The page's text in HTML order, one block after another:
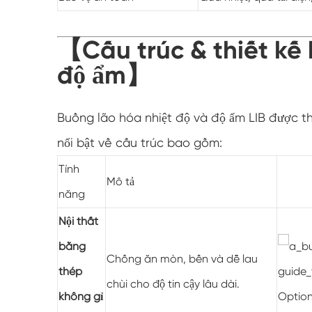
【Cấu trúc & thiết
độ ẩm】
Buồng lão hóa nhiệt độ và độ ẩm LIB được
nổi bật về cấu trúc bao gồm:
Tính
năng
Mô tả
Nội thất
bằng
thép
không gỉ
Chống ăn mòn, bền và dễ lau
chùi cho độ tin cậy lâu dài.